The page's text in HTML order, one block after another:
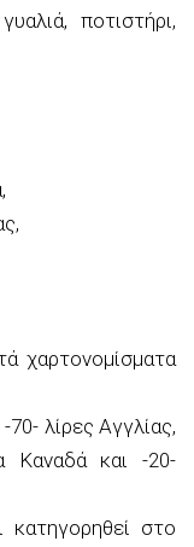
ποτιστήρι,
χαρτονομίσματα
λίρες Αγγλίας,
Καναδά και -20-
κατηγορηθεί στο